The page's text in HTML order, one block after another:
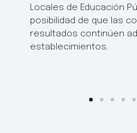
Locales de Educación
posibilidad de que las
resultados continúen
establecimientos.